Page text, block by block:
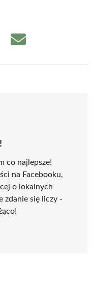
Share
co najlepsze!
na Facebooku,
o lokalnych
zdanie się liczy -